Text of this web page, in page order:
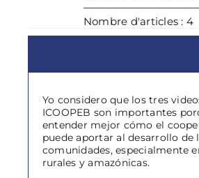
Nombre d'articles : 4
Yo considero que los tres
ICOOPEB son importantes
entender mejor cómo el
puede aportar al desarrollo de
comunidades, especialmente
rurales y amazónicas.